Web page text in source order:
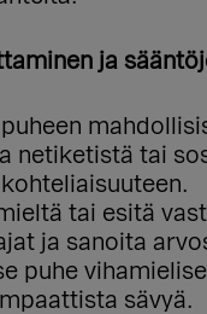
ja
netiketistä tai
tai esitä
ja sanoita
puhe
sävyä.